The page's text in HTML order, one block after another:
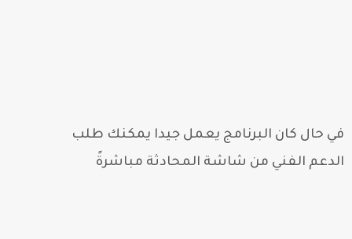
في حال كان البرنامج يعمل جيدا يمكنك طلب
الدعم الفني من شاشة المحادثة مباشرةً